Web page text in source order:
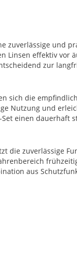
zuverlässige und
Linsen effektiv
zur
sich die
Nutzung und
einen
die zuverlässige
aus